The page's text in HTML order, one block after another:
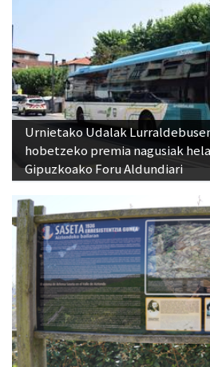
Urnietako Udalak
hobetzeko premia nagusiak
Gipuzkoako Foru Aldundiari